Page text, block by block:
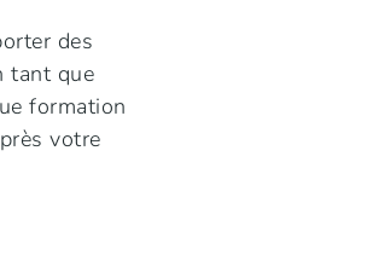
des
tant que
formation
votre